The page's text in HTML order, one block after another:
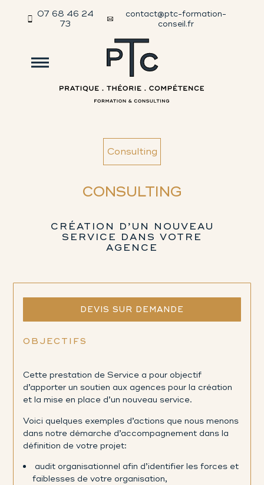
07 68 46 24
73
contact@ptc-formation-
conseil.fr
Consulting
CONSULTING
CRÉATION D’UN NOUVEAU
SERVICE DANS VOTRE
AGENCE
DEVIS SUR DEMANDE
OBJECTIFS
Cette prestation de Service a pour objectif
d’apporter un soutien aux agences pour la création
et la mise en place d’un nouveau service.
Voici quelques exemples d’actions que nous menons
dans notre démarche d’accompagnement dans la
définition de votre projet:
audit organisationnel afin d’identifier les forces et
faiblesses de votre organisation,